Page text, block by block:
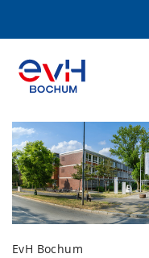
EvH Bochum